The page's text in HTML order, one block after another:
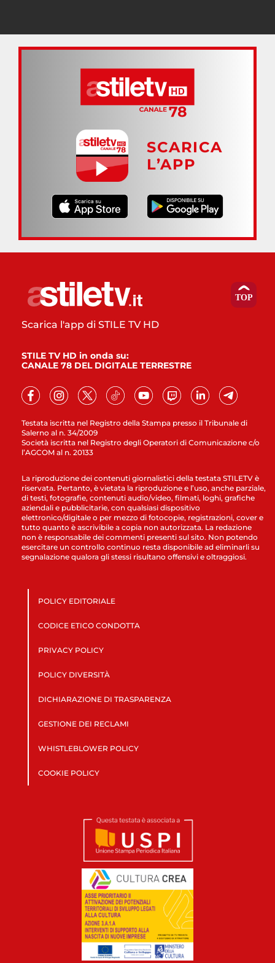
SCARICA
L’APP
Testata iscritta nel Registro della Stampa presso il Tribunale di
Salerno al n. 34/2009
Società iscritta nel Registro degli Operatori di Comunicazione c/o
l’AGCOM al n. 20133
Scarica l'app di STILE TV HD
STILE TV HD in onda su:
CANALE 78 DEL DIGITALE TERRESTRE
La riproduzione dei contenuti giornalistici della testata STILETV è
riservata. Pertanto, è vietata la riproduzione e l’uso, anche parziale,
di testi, fotografie, contenuti audio/video, filmati, loghi, grafiche
aziendali e pubblicitarie, con qualsiasi dispositivo
elettronico/digitale o per mezzo di fotocopie, registrazioni, cover e
tutto quanto è ascrivibile a copia non autorizzata. La redazione
non è responsabile dei commenti presenti sul sito. Non potendo
esercitare un controllo continuo resta disponibile ad eliminarli su
segnalazione qualora gli stessi risultano offensivi e oltraggiosi.
POLICY EDITORIALE
CODICE ETICO CONDOTTA
PRIVACY POLICY
POLICY DIVERSITÀ
DICHIARAZIONE DI TRASPARENZA
GESTIONE DEI RECLAMI
WHISTLEBLOWER POLICY
COOKIE POLICY